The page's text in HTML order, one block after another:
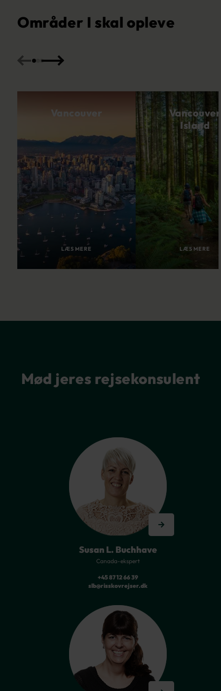
Områder I skal opleve
Vancouver
LÆS MERE
Vancouver
Island
LÆS MERE
Mød jeres rejsekonsulent
Susan L. Buchhave
Canada-ekspert
+45 87 12 66 39
slb@risskovrejser.dk